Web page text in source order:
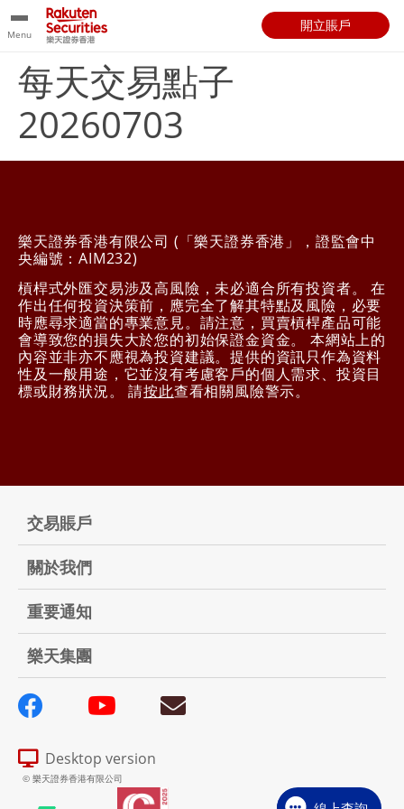
Menu
開立賬戶
每天交易點子
20260703
樂天證券香港有限公司 (「樂天證券香港」，證監會中
央編號：AIM232)
槓桿式外匯交易涉及高風險，未必適合所有投資者。 在
作出任何投資決策前，應完全了解其特點及風險，必要
時應尋求適當的專業意見。請注意，買賣槓桿產品可能
會導致您的損失大於您的初始保證金資金。 本網站上的
內容並非亦不應視為投資建議。提供的資訊只作為資料
性及一般用途，它並沒有考慮客戶的個人需求、投資目
標或財務狀況。 請按此查看相關風險警示。
交易賬戶
關於我們
重要通知
樂天集團
Desktop version
© 樂天證券香港有限公司